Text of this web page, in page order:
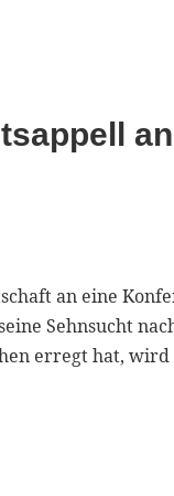
an
an eine
Sehnsucht
erregt hat,